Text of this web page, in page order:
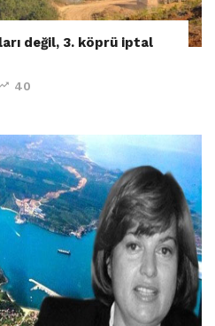
değil, 3. köprü iptal
40